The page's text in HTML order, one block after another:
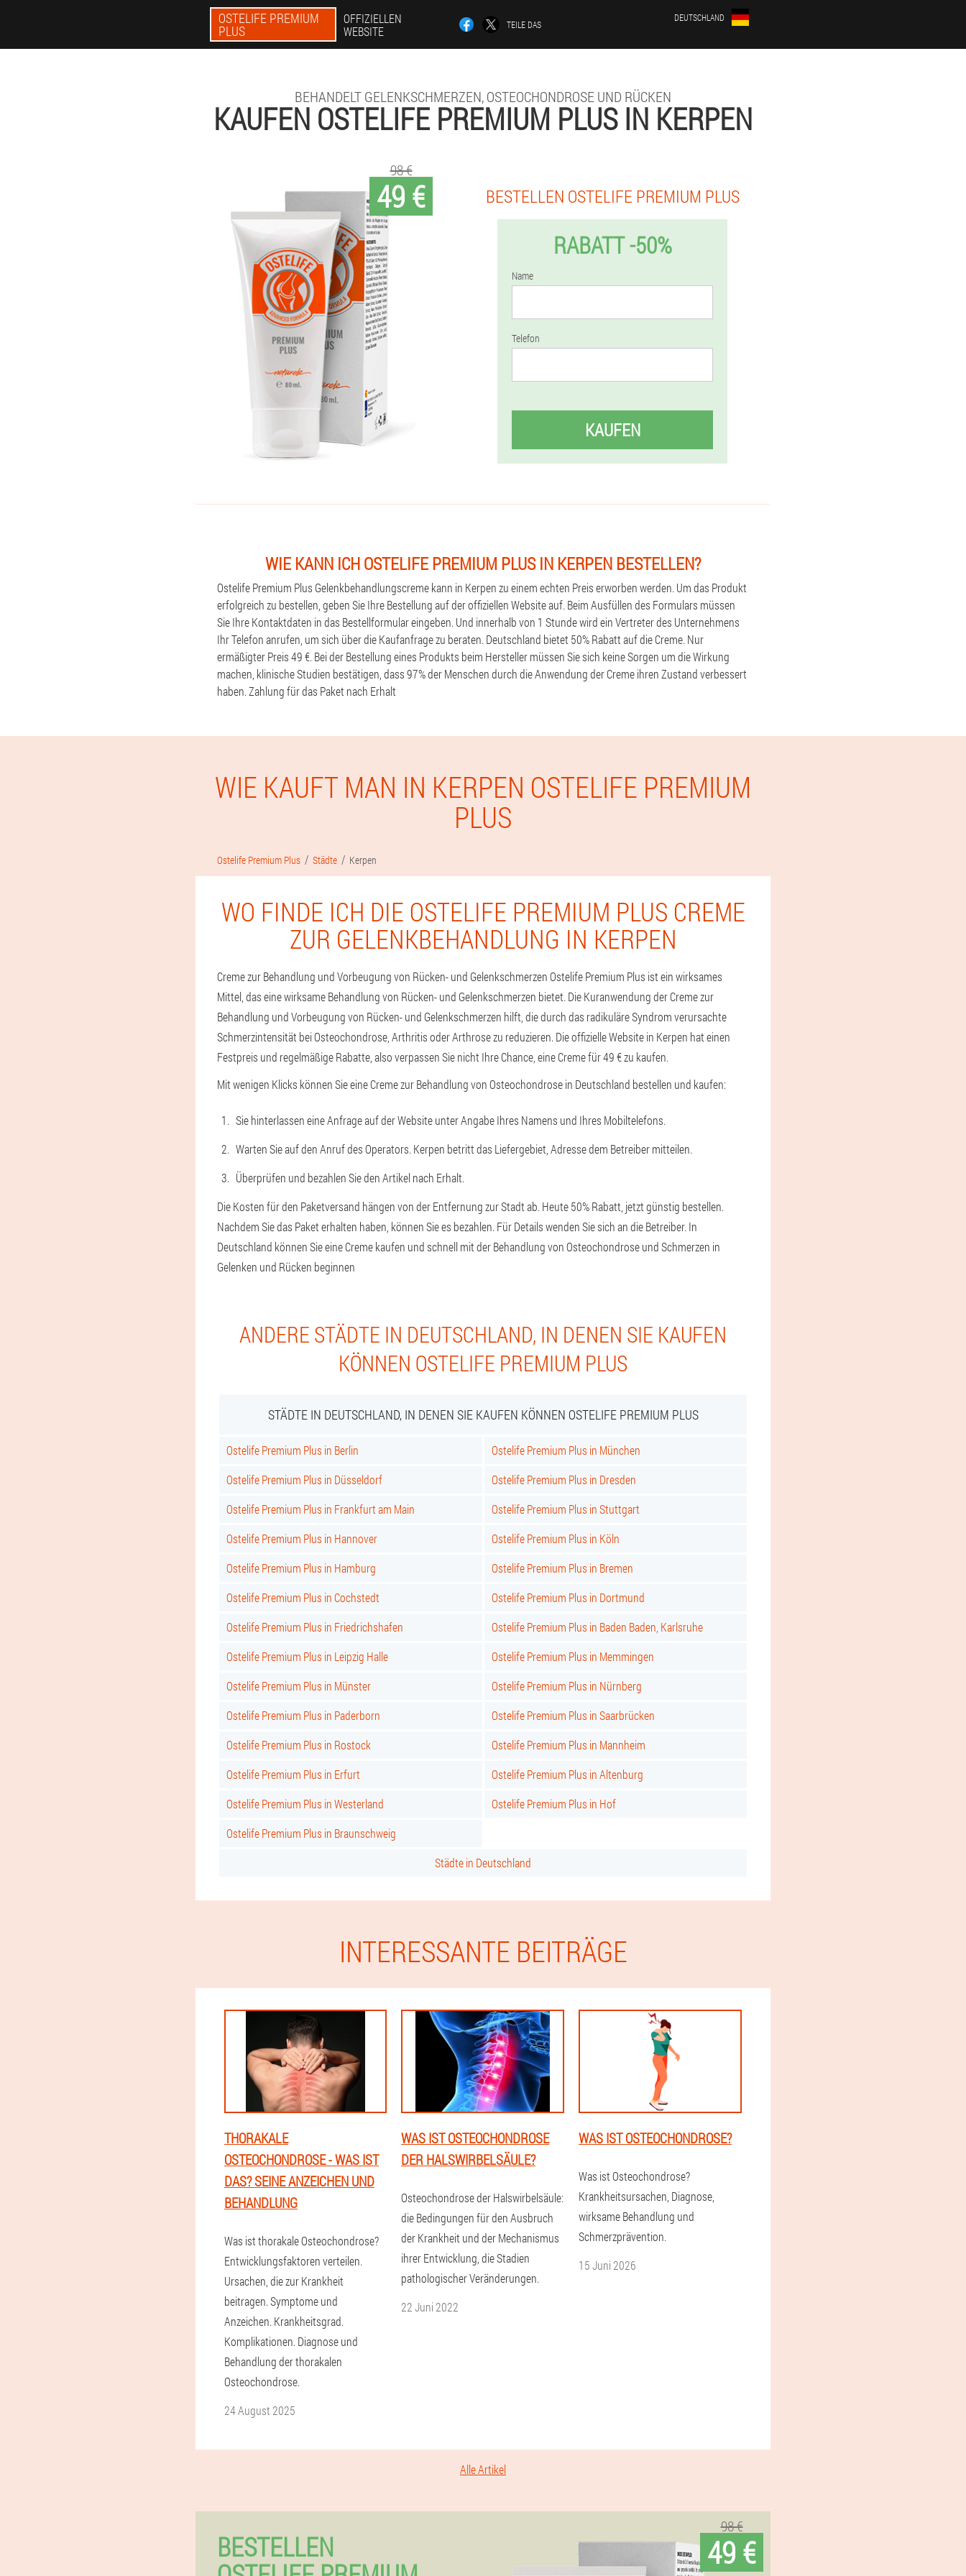
OSTELIFE PREMIUM
PLUS
OFFIZIELLEN
WEBSITE
TEILE DAS
DEUTSCHLAND
BEHANDELT GELENKSCHMERZEN, OSTEOCHONDROSE UND RÜCKEN
KAUFEN OSTELIFE PREMIUM PLUS IN KERPEN
49 €
98 €
BESTELLEN OSTELIFE PREMIUM PLUS
RABATT -50%
Name
Telefon
KAUFEN
WIE KANN ICH OSTELIFE PREMIUM PLUS IN KERPEN BESTELLEN?
Ostelife Premium Plus Gelenkbehandlungscreme kann in Kerpen zu einem echten Preis erworben werden. Um das Produkt
erfolgreich zu bestellen, geben Sie Ihre Bestellung auf der offiziellen Website auf. Beim Ausfüllen des Formulars müssen
Sie Ihre Kontaktdaten in das Bestellformular eingeben. Und innerhalb von 1 Stunde wird ein Vertreter des Unternehmens
Ihr Telefon anrufen, um sich über die Kaufanfrage zu beraten. Deutschland bietet 50% Rabatt auf die Creme. Nur
ermäßigter Preis 49 €. Bei der Bestellung eines Produkts beim Hersteller müssen Sie sich keine Sorgen um die Wirkung
machen, klinische Studien bestätigen, dass 97% der Menschen durch die Anwendung der Creme ihren Zustand verbessert
haben. Zahlung für das Paket nach Erhalt
WIE KAUFT MAN IN KERPEN OSTELIFE PREMIUM
PLUS
Ostelife Premium Plus Städte Kerpen
WO FINDE ICH DIE OSTELIFE PREMIUM PLUS CREME
ZUR GELENKBEHANDLUNG IN KERPEN
Creme zur Behandlung und Vorbeugung von Rücken- und Gelenkschmerzen Ostelife Premium Plus ist ein wirksames
Mittel, das eine wirksame Behandlung von Rücken- und Gelenkschmerzen bietet. Die Kuranwendung der Creme zur
Behandlung und Vorbeugung von Rücken- und Gelenkschmerzen hilft, die durch das radikuläre Syndrom verursachte
Schmerzintensität bei Osteochondrose, Arthritis oder Arthrose zu reduzieren. Die offizielle Website in Kerpen hat einen
Festpreis und regelmäßige Rabatte, also verpassen Sie nicht Ihre Chance, eine Creme für 49 € zu kaufen.
Mit wenigen Klicks können Sie eine Creme zur Behandlung von Osteochondrose in Deutschland bestellen und kaufen:
Sie hinterlassen eine Anfrage auf der Website unter Angabe Ihres Namens und Ihres Mobiltelefons.
Warten Sie auf den Anruf des Operators. Kerpen betritt das Liefergebiet, Adresse dem Betreiber mitteilen.
Überprüfen und bezahlen Sie den Artikel nach Erhalt.
Die Kosten für den Paketversand hängen von der Entfernung zur Stadt ab. Heute 50% Rabatt, jetzt günstig bestellen.
Nachdem Sie das Paket erhalten haben, können Sie es bezahlen. Für Details wenden Sie sich an die Betreiber. In
Deutschland können Sie eine Creme kaufen und schnell mit der Behandlung von Osteochondrose und Schmerzen in
Gelenken und Rücken beginnen
ANDERE STÄDTE IN DEUTSCHLAND, IN DENEN SIE KAUFEN
KÖNNEN OSTELIFE PREMIUM PLUS
STÄDTE IN DEUTSCHLAND, IN DENEN SIE KAUFEN KÖNNEN OSTELIFE PREMIUM PLUS
Ostelife Premium Plus in Berlin
Ostelife Premium Plus in München
Ostelife Premium Plus in Düsseldorf
Ostelife Premium Plus in Dresden
Ostelife Premium Plus in Frankfurt am Main
Ostelife Premium Plus in Stuttgart
Ostelife Premium Plus in Hannover
Ostelife Premium Plus in Köln
Ostelife Premium Plus in Hamburg
Ostelife Premium Plus in Bremen
Ostelife Premium Plus in Cochstedt
Ostelife Premium Plus in Dortmund
Ostelife Premium Plus in Friedrichshafen
Ostelife Premium Plus in Baden Baden, Karlsruhe
Ostelife Premium Plus in Leipzig Halle
Ostelife Premium Plus in Memmingen
Ostelife Premium Plus in Münster
Ostelife Premium Plus in Nürnberg
Ostelife Premium Plus in Paderborn
Ostelife Premium Plus in Saarbrücken
Ostelife Premium Plus in Rostock
Ostelife Premium Plus in Mannheim
Ostelife Premium Plus in Erfurt
Ostelife Premium Plus in Altenburg
Ostelife Premium Plus in Westerland
Ostelife Premium Plus in Hof
Ostelife Premium Plus in Braunschweig
Städte in Deutschland
INTERESSANTE BEITRÄGE
THORAKALE
OSTEOCHONDROSE - WAS IST
DAS? SEINE ANZEICHEN UND
BEHANDLUNG
Was ist thorakale Osteochondrose?
Entwicklungsfaktoren verteilen.
Ursachen, die zur Krankheit
beitragen. Symptome und
Anzeichen. Krankheitsgrad.
Komplikationen. Diagnose und
Behandlung der thorakalen
Osteochondrose.
24 August 2025
WAS IST OSTEOCHONDROSE
DER HALSWIRBELSÄULE?
Osteochondrose der Halswirbelsäule:
die Bedingungen für den Ausbruch
der Krankheit und der Mechanismus
ihrer Entwicklung, die Stadien
pathologischer Veränderungen.
22 Juni 2022
WAS IST OSTEOCHONDROSE?
Was ist Osteochondrose?
Krankheitsursachen, Diagnose,
wirksame Behandlung und
Schmerzprävention.
15 Juni 2026
Alle Artikel
BESTELLEN
98 €
49 €